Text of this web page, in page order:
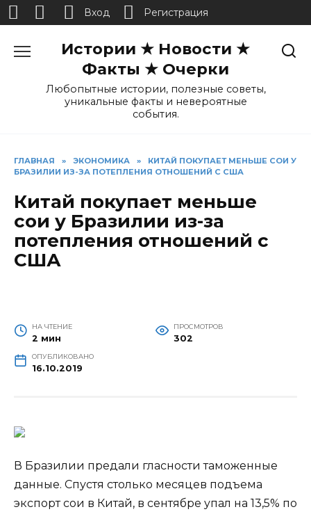
Истории ★ Новости ★
Факты ★ Очерки
Любопытные истории, полезные советы,
уникальные факты и невероятные
события.
ГЛАВНАЯ » ЭКОНОМИКА »
КИТАЙ ПОКУПАЕТ МЕНЬШЕ СОИ У
БРАЗИЛИИ ИЗ-ЗА ПОТЕПЛЕНИЯ ОТНОШЕНИЙ С США
Китай покупает меньше
сои у Бразилии из-за
потепления отношений с
США
НА ЧТЕНИЕ
2 мин
ПРОСМОТРОВ
302
ОПУБЛИКОВАНО
16.10.2019
В Бразилии предали гласности таможенные
данные. Спустя столько месяцев подъема
экспорт сои в Китай, в сентябре упал на 13,5% по
Вход Регистрация